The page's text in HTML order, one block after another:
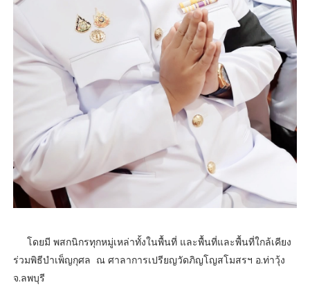
โดยมี พสกนิกรทุกหมู่เหล่าทั้งในพื้นที่ และพื้นที่และพื้นที่ใกล้เคียง
ร่วมพิธีบำเพ็ญกุศล ณ ศาลาการเปรียญวัดภิญโญสโมสรฯ อ.ท่าวุ้ง
จ.ลพบุรี